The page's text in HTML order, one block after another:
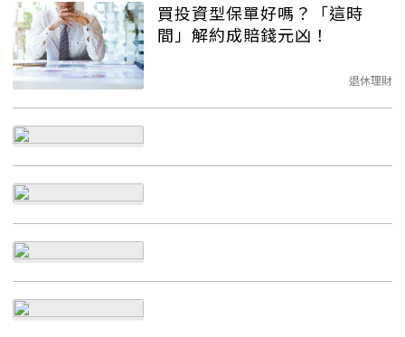
買投資型保單好嗎？「這時
間」解約成賠錢元凶！
退休理財